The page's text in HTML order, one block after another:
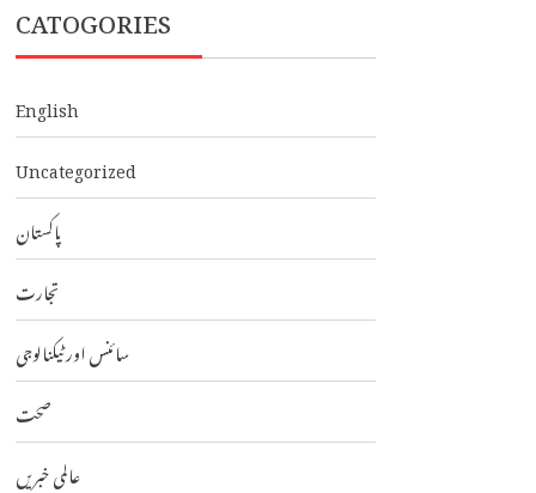
CATOGORIES
English
Uncategorized
پاکستان
تجارت
سائنس اور ٹیکنالوجی
صحت
عالمی خبریں